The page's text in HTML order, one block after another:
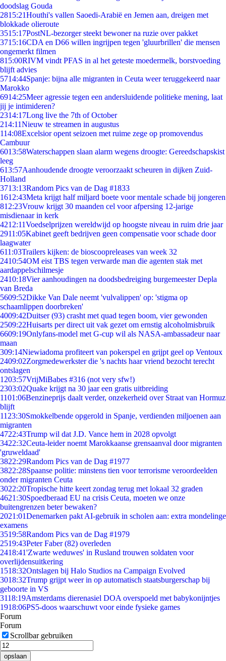
doodslag Gouda
2815:21Houthi's vallen Saoedi-Arabië en Jemen aan, dreigen met
blokkade olieroute
3515:17PostNL-bezorger steekt bewoner na ruzie over pakket
3715:16CDA en D66 willen ingrijpen tegen 'gluurbrillen' die mensen
ongemerkt filmen
815:00RIVM vindt PFAS in al het geteste moedermelk, borstvoeding
blijft advies
5714:44Spanje: bijna alle migranten in Ceuta weer teruggekeerd naar
Marokko
6914:25Meer agressie tegen een andersluidende politieke mening, laat
jij je intimideren?
2314:17Long live the 7th of October
214:11Nieuw te streamen in augustus
114:08Excelsior opent seizoen met ruime zege op promovendus
Cambuur
6013:58Waterschappen slaan alarm wegens droogte: Gereedschapskist
leeg
613:57Aanhoudende droogte veroorzaakt scheuren in dijken Zuid-
Holland
3713:13Random Pics van de Dag #1833
1612:43Meta krijgt half miljard boete voor mentale schade bij jongeren
812:23Vrouw krijgt 30 maanden cel voor afpersing 12-jarige
misdienaar in kerk
4212:11Voedselprijzen wereldwijd op hoogste niveau in ruim drie jaar
2911:05Kabinet geeft bedrijven geen compensatie voor schade door
laagwater
611:03Trailers kijken: de bioscoopreleases van week 32
2410:54OM eist TBS tegen verwarde man die agenten stak met
aardappelschilmesje
2410:18Vier aanhoudingen na doodsbedreiging burgemeester Depla
van Breda
5609:52Dikke Van Dale neemt 'vulvalippen' op: 'stigma op
schaamlippen doorbreken'
4009:42Duitser (93) crasht met quad tegen boom, vier gewonden
2509:22Huisarts per direct uit vak gezet om ernstig alcoholmisbruik
6609:19Onlyfans-model met G-cup wil als NASA-ambassadeur naar
maan
309:14Niewiadoma profiteert van pokerspel en grijpt geel op Ventoux
2409:02Zorgmedewerkster die 's nachts haar vriend bezocht terecht
ontslagen
1203:57VrijMiBabes #316 (not very sfw!)
2303:02Quake krijgt na 30 jaar een gratis uitbreiding
1101:06Benzineprijs daalt verder, onzekerheid over Straat van Hormuz
blijft
11 23:30Smokkelbende opgerold in Spanje, verdienden miljoenen aan
migranten
4722:43Trump wil dat J.D. Vance hem in 2028 opvolgt
3422:32Ceuta-leider noemt Marokkaanse grensaanval door migranten
'gruweldaad'
3822:29Random Pics van de Dag #1977
3822:28Spaanse politie: minstens tien voor terrorisme veroordeelden
onder migranten Ceuta
3022:20Tropische hitte keert zondag terug met lokaal 32 graden
4621:30Spoedberaad EU na crisis Ceuta, moeten we onze
buitengrenzen beter bewaken?
2021:01Denemarken pakt AI-gebruik in scholen aan: extra mondelinge
examens
3519:58Random Pics van de Dag #1979
2519:43Peter Faber (82) overleden
2418:41'Zwarte weduwes' in Rusland trouwen soldaten voor
overlijdensuitkering
1518:32Ontslagen bij Halo Studios na Campaign Evolved
3018:32Trump grijpt weer in op automatisch staatsburgerschap bij
geboorte in VS
3118:19Amsterdams dierenasiel DOA overspoeld met babykonijntjes
1918:06PS5-doos waarschuwt voor einde fysieke games
Forum
Forum
Scrollbar gebruiken
opslaan